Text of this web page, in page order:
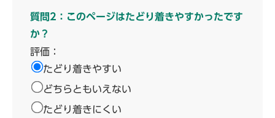
質問2：このページはたどり着きやすかったです
か？
評価：
たどり着きやすい
どちらともいえない
たどり着きにくい